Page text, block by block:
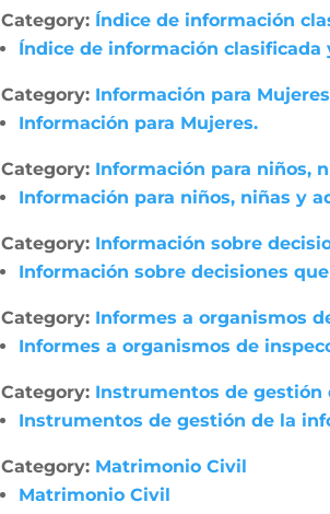
Category: Índice de información
Índice de información clasificada
Category: Información para
Información para Mujeres.
Category: Información para niños,
Información para niños, niñas y
Category: Información sobre
Información sobre decisiones
Category: Informes a organismos
Informes a organismos de
Category: Instrumentos de gestión
Instrumentos de gestión de la
Category: Matrimonio Civil
Matrimonio Civil